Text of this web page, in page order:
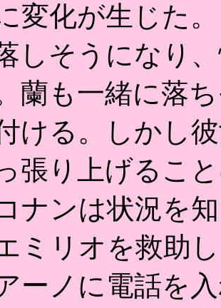
変化が生じた
しそうになり
蘭も一緒に落
ける。しかし
張り上げるこ
ナンは状況を
ミリオを救助
ーノに電話を